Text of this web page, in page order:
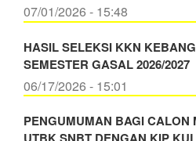
07/01/2026 - 15:48
HASIL SELEKSI KKN
SEMESTER GASAL 2026/2027
06/17/2026 - 15:01
PENGUMUMAN BAGI CALON